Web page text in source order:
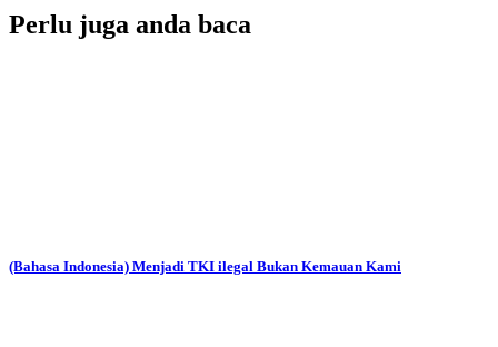
Perlu juga anda baca
(Bahasa Indonesia) Menjadi TKI ilegal Bukan Kemauan Kami